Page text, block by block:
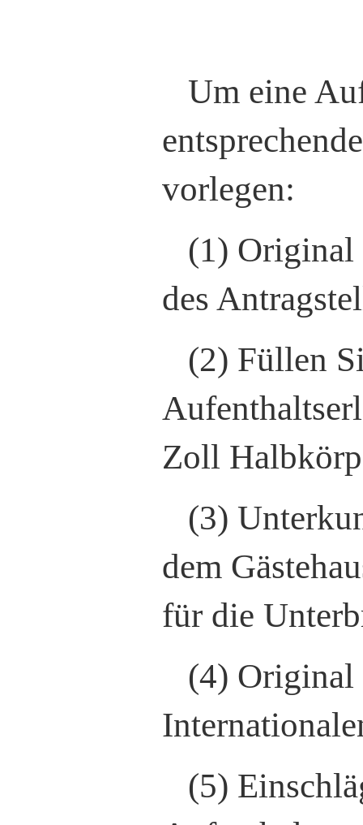
Um eine
vorlegen:
(1) Original
des
(2) Füllen
Zoll
(3)
dem
für die
(4) Original
(5)